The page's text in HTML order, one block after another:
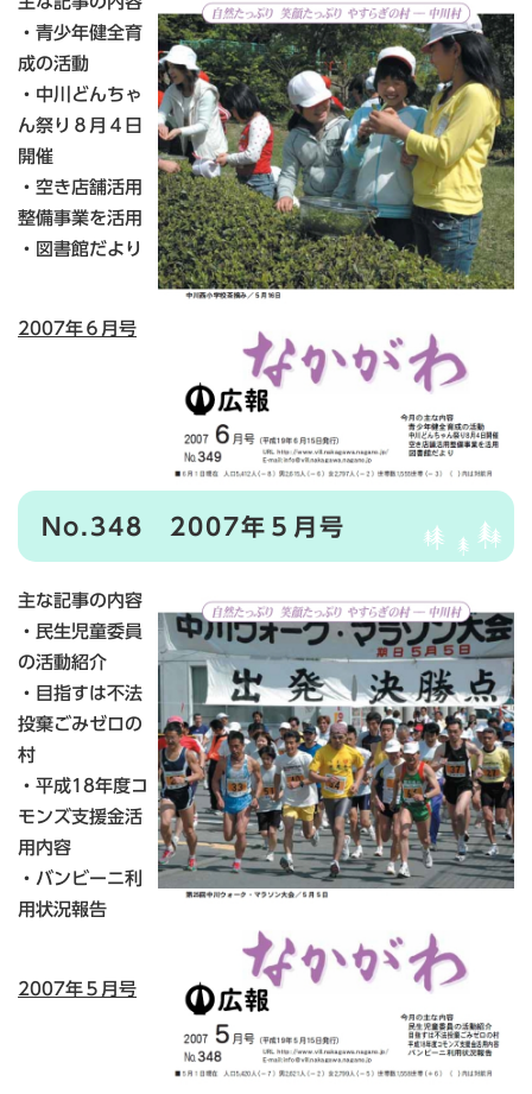
・青少年健全育
成の活動
・中川どんちゃ
ん祭り８月４日
開催
・空き店舗活用
整備事業を活用
・図書館だより
2007年６月号
No.348 2007年５月号
主な記事の内容
・民生児童委員
の活動紹介
・目指すは不法
投棄ごみゼロの
村
・平成18年度コ
モンズ支援金活
用内容
・バンビーニ利
用状況報告
2007年５月号